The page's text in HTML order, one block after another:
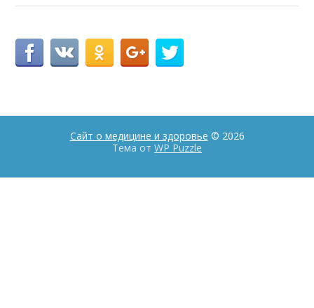
Сайт о медицине и здоровье © 2026
Тема от WP Puzzle